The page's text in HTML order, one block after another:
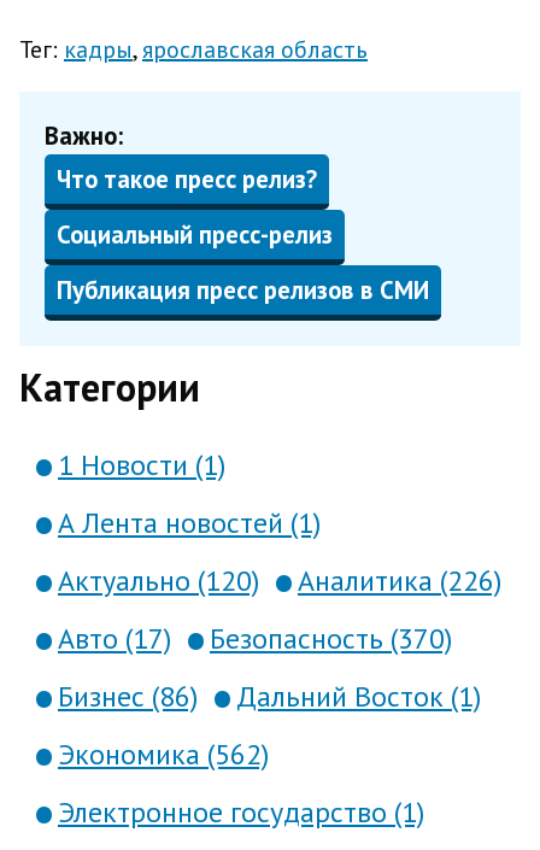
Тег: кадры ярославская область
Важно:
Что такое пресс релиз?
Социальный пресс-релиз
Публикация пресс релизов в СМИ
Категории
1 Новости (1)
А Лента новостей (1)
Актуально (120)
Аналитика (226)
Авто (17)
Безопасность (370)
Бизнес (86)
Дальний Восток (1)
Экономика (562)
Электронное государство (1)